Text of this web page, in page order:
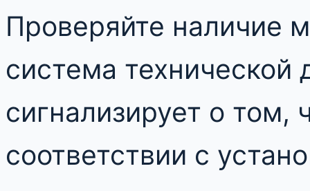
Проверяйте наличие
система технической
сигнализирует о том,
соответствии с